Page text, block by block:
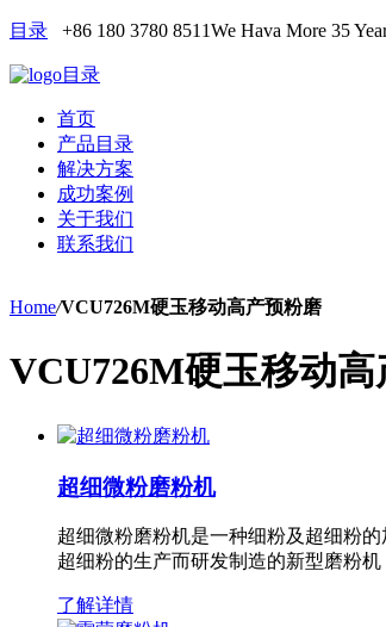
目录 +86 180 3780 8511We Hava More 35
目录
首页
产品目录
解决方案
成功案例
关于我们
联系我们
Home/VCU726M硬玉移动高产预粉磨
VCU726M硬玉移动
超细微粉磨粉机
超细微粉磨粉机是一种细粉及超细粉
超细粉的生产而研发制造的新型磨粉
了解详情